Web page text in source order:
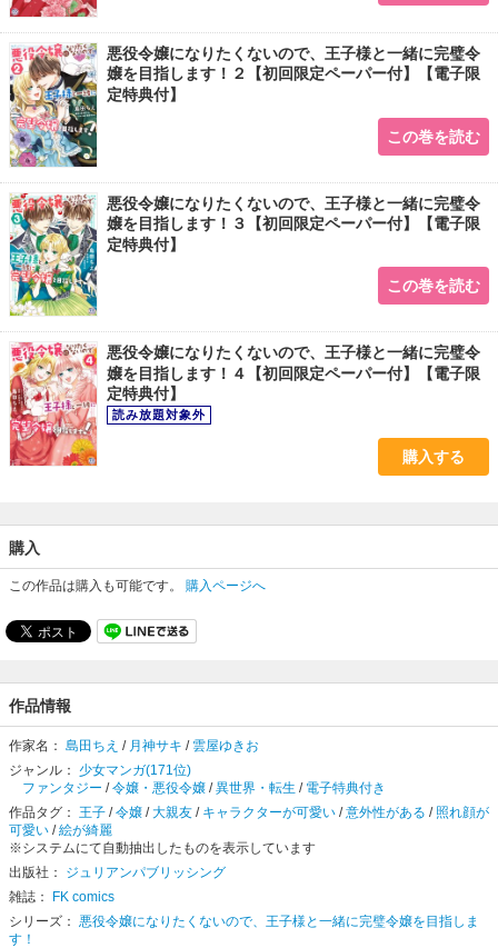
悪役令嬢になりたくないので、王子様と一緒に完璧令
嬢を目指します！２【初回限定ペーパー付】【電子限
定特典付】
この巻を読む
悪役令嬢になりたくないので、王子様と一緒に完璧令
嬢を目指します！３【初回限定ペーパー付】【電子限
定特典付】
この巻を読む
悪役令嬢になりたくないので、王子様と一緒に完璧令
嬢を目指します！４【初回限定ペーパー付】【電子限
定特典付】
購入する
購入
この作品は購入も可能です。 購入ページへ
作品情報
作家名： 島田ちえ / 月神サキ / 雲屋ゆきお
ジャンル： 少女マンガ(171位)
ファンタジー /令嬢・悪役令嬢 /異世界・転生 / 電子特典付き
作品タグ： 王子 /令嬢 /大親友 / キャラクターが可愛い /意外性がある / 照れ顔が
可愛い /絵が綺麗
※システムにて自動抽出したものを表示しています
出版社： ジュリアンパブリッシング
雑誌： FK comics
シリーズ： 悪役令嬢になりたくないので、王子様と一緒に完璧令嬢を目指しま
す！